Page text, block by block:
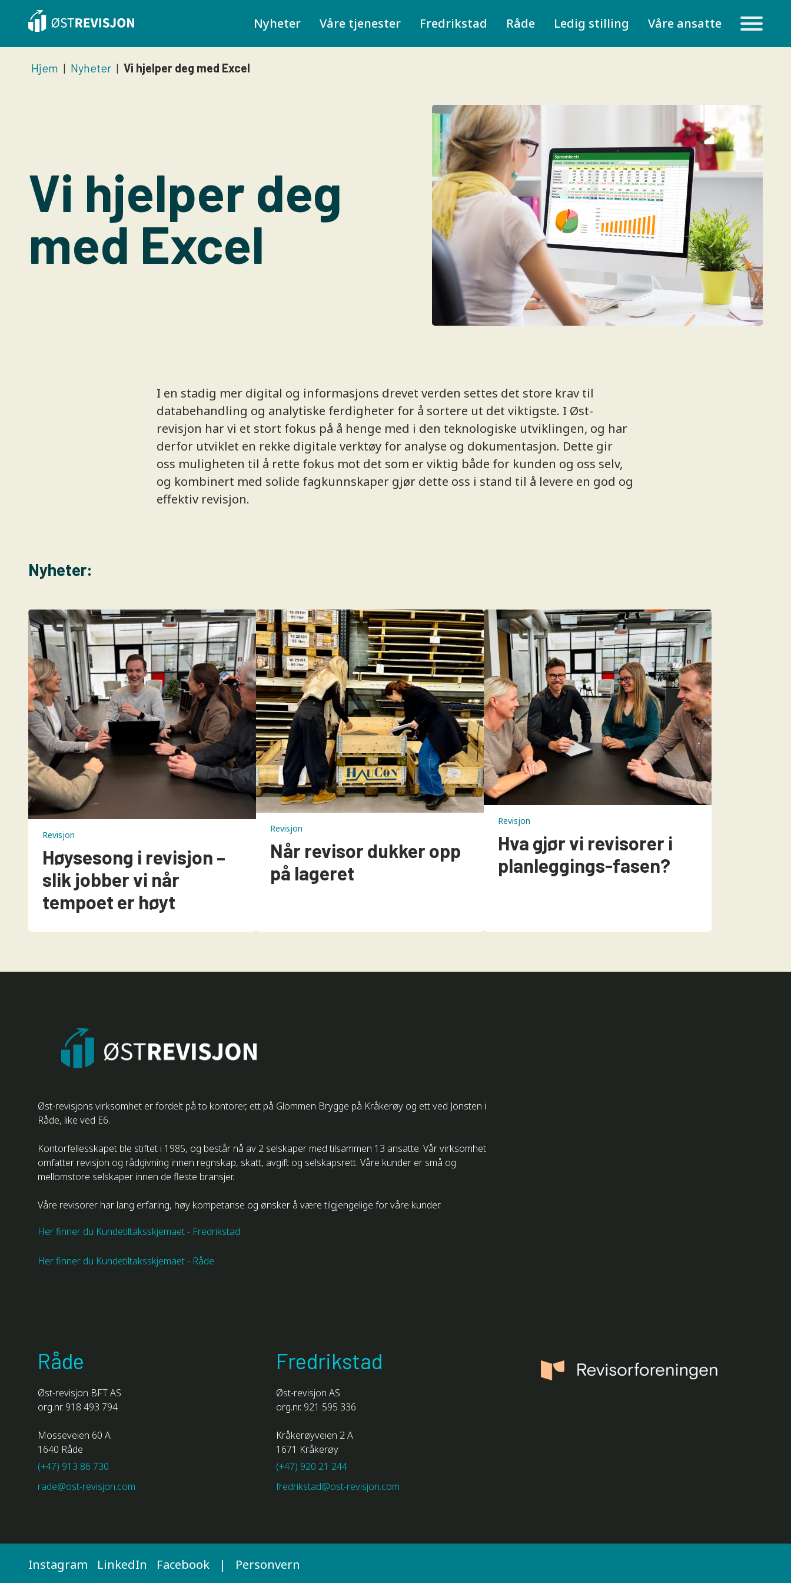
Nyheter Våre tjenester Fredrikstad Råde Ledig stilling Våre ansatte
Hjem | Nyheter | Vi hjelper deg med Excel
Vi hjelper deg
med Excel
I en stadig mer digital og informasjons drevet verden settes det store krav til
databehandling og analytiske ferdigheter for å sortere ut det viktigste. I Øst-
revisjon har vi et stort fokus på å henge med i den teknologiske utviklingen, og har
derfor utviklet en rekke digitale verktøy for analyse og dokumentasjon. Dette gir
oss muligheten til å rette fokus mot det som er viktig både for kunden og oss selv,
og kombinert med solide fagkunnskaper gjør dette oss i stand til å levere en god og
effektiv revisjon.
Nyheter:
Revisjon
Høysesong i revisjon –
slik jobber vi når
tempoet er høyt
Revisjon
Når revisor dukker opp
på lageret
Revisjon
Hva gjør vi revisorer i
planleggings-fasen?
Øst-revisjons virksomhet er fordelt på to kontorer, ett på Glommen Brygge på Kråkerøy og ett ved Jonsten i
Råde, like ved E6.
Kontorfellesskapet ble stiftet i 1985, og består nå av 2 selskaper med tilsammen 13 ansatte. Vår virksomhet
omfatter revisjon og rådgivning innen regnskap, skatt, avgift og selskapsrett. Våre kunder er små og
mellomstore selskaper innen de fleste bransjer.
Våre revisorer har lang erfaring, høy kompetanse og ønsker å være tilgjengelige for våre kunder.
Her finner du Kundetiltaksskjemaet - Fredrikstad
Her finner du Kundetiltaksskjemaet - Råde
Råde
Øst-revisjon BFT AS
org.nr. 918 493 794
Mosseveien 60 A
1640 Råde
(+47) 913 86 730
rade@ost-revisjon.com
Fredrikstad
Øst-revisjon AS
org.nr. 921 595 336
Kråkerøyveien 2 A
1671 Kråkerøy
(+47) 920 21 244
fredrikstad@ost-revisjon.com
Instagram LinkedIn Facebook | Personvern